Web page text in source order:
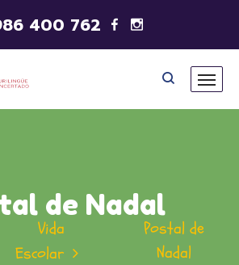
400 762
de Nadal
Vida
Escolar
Postal de
Nadal